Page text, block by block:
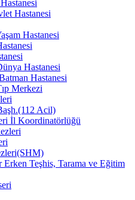
Hastanesi
Hastanesi
Hastanesi
Hastanesi
Merkezi
Acil)
İl Koordinatörlüğü
Teşhis, Tarama ve Eğitim